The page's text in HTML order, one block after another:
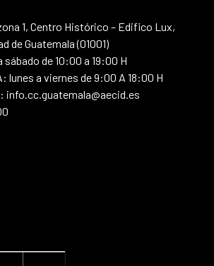
1, Centro Histórico – Edifico Lux,
de Guatemala (01001)
sábado de 10:00 a 19:00 H
lunes a viernes de 9:00 A 18:00 H
info.cc.guatemala@aecid.es